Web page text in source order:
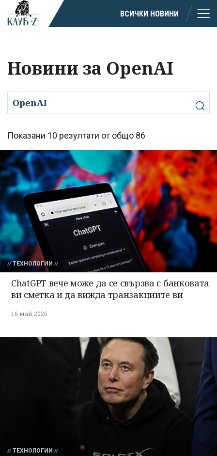
ВСИЧКИ НОВИНИ
Новини за OpenAI
Показани 10 резултати от общо 86
ТЕХНОЛОГИИ
ChatGPT вече може да се свързва с банковата
ви сметка и да вижда транзакциите ви
16 май 2026
ТЕХНОЛОГИИ